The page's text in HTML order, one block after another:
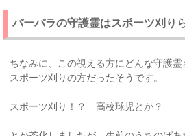
バーバラの守護霊はスポーツ刈り
ちなみに、この視える方にどんな守護霊
スポーツ刈りの方だったそうです。
スポーツ刈り！？ 高校球児とか？